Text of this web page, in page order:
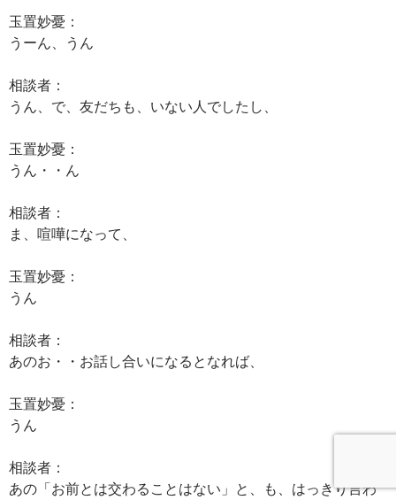
玉置妙憂：
うーん、うん
相談者：
うん、で、友だちも、いない人でしたし、
玉置妙憂：
うん・・ん
相談者：
ま、喧嘩になって、
玉置妙憂：
うん
相談者：
あのお・・お話し合いになるとなれば、
玉置妙憂：
うん
相談者：
あの「お前とは交わることはない」と、も、はっきり言わ